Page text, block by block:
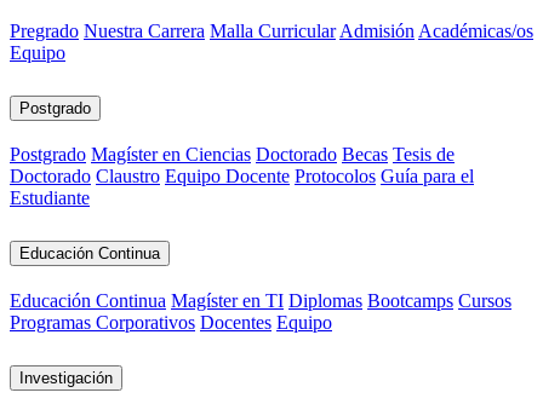
Pregrado Nuestra Carrera Malla Curricular Admisión Académicas/os
Equipo
Postgrado
Postgrado Magíster en Ciencias Doctorado Becas Tesis de
Doctorado Claustro Equipo Docente Protocolos Guía para el
Estudiante
Educación Continua
Educación Continua Magíster en TI Diplomas Bootcamps Cursos
Programas Corporativos Docentes Equipo
Investigación